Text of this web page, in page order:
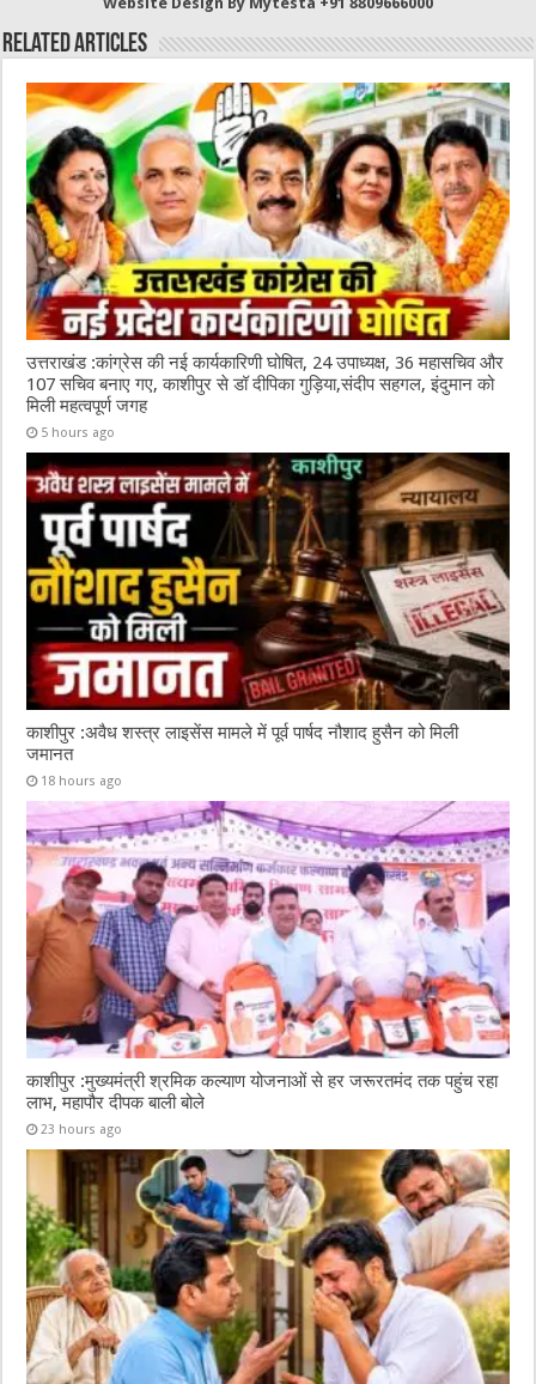
Related Articles
उत्तराखंड :कांग्रेस की नई कार्यकारिणी घोषित, 24 उपाध्यक्ष, 36 महासचिव और
107 सचिव बनाए गए, काशीपुर से डॉ दीपिका गुड़िया,संदीप सहगल, इंदुमान को
मिली महत्वपूर्ण जगह
5 hours ago
काशीपुर :अवैध शस्त्र लाइसेंस मामले में पूर्व पार्षद नौशाद हुसैन को मिली
जमानत
18 hours ago
काशीपुर :मुख्यमंत्री श्रमिक कल्याण योजनाओं से हर जरूरतमंद तक पहुंच रहा
लाभ, महापौर दीपक बाली बोले
23 hours ago